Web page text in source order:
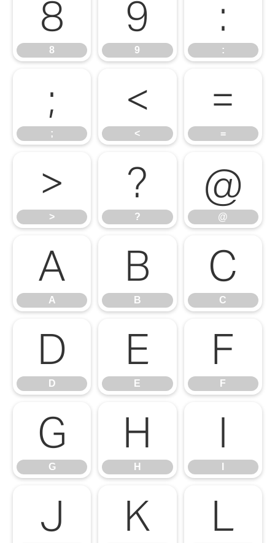
8
8
9
9
:
:
;
;
<
<
=
=
>
>
?
?
@
@
A
A
B
B
C
C
D
D
E
E
F
F
G
G
H
H
I
J K L